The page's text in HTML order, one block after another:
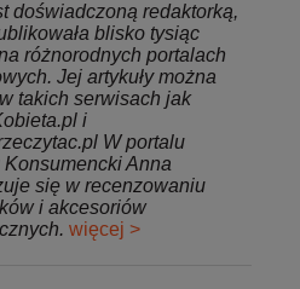
doświadczoną redaktorką,
blisko tysiąc
różnorodnych portalach
Jej artykuły można
takich serwisach jak
i
W portalu
Anna
się w recenzowaniu
i akcesoriów
więcej >